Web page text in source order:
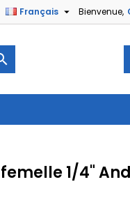
Bienvenue,
Français 
1/4"